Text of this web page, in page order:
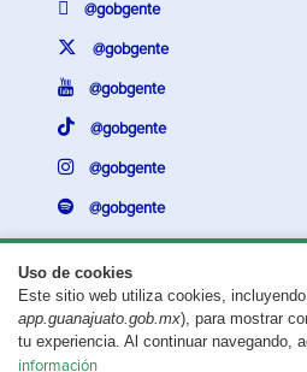
Uso de cookies
Este sitio web utiliza cookies,
app.guanajuato.gob.mx), para mostrar
tu experiencia. Al continuar navegando,
información
@gobgente
@gobgente
@gobgente
@gobgente
@gobgente
@gobgente
¿Existe algún problema con esta
Aviso legal